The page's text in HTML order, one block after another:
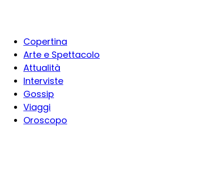
Copertina
Arte e Spettacolo
Attualità
Interviste
Gossip
Viaggi
Oroscopo